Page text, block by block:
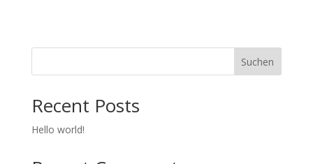
Suchen
Recent Posts
Hello world!